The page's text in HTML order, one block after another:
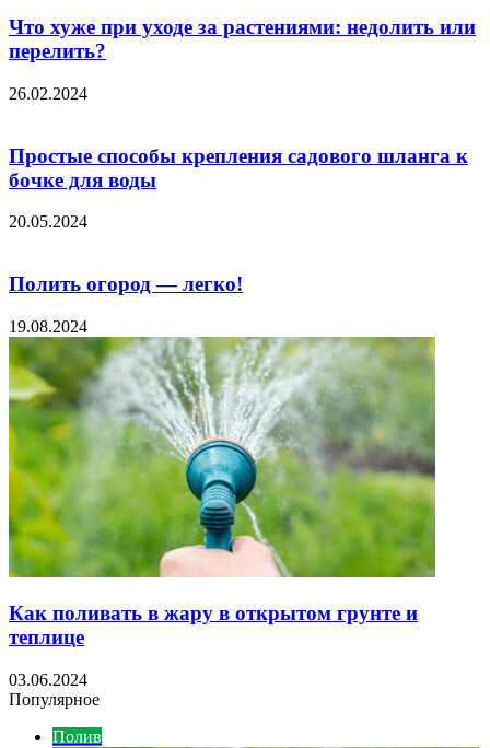
Что хуже при уходе за растениями: недолить или
перелить?
26.02.2024
Простые способы крепления садового шланга к
бочке для воды
20.05.2024
Полить огород — легко!
19.08.2024
Как поливать в жару в открытом грунте и
теплице
03.06.2024
Популярное
Полив